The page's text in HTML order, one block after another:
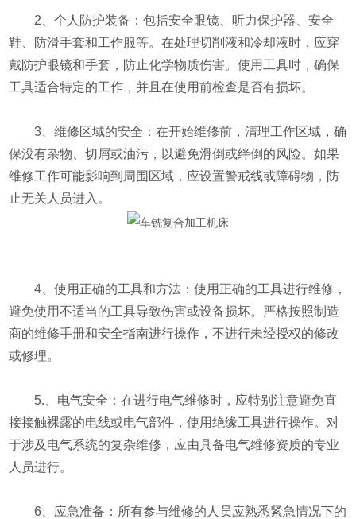
2、个人防护装备：包括安全眼镜、听力保护器、安全
鞋、防滑手套和工作服等。在处理切削液和冷却液时，应穿
戴防护眼镜和手套，防止化学物质伤害。使用工具时，确保
工具适合特定的工作，并且在使用前检查是否有损坏。
3、维修区域的安全：在开始维修前，清理工作区域，确
保没有杂物、切屑或油污，以避免滑倒或绊倒的风险。如果
维修工作可能影响到周围区域，应设置警戒线或障碍物，防
止无关人员进入。
4、使用正确的工具和方法：使用正确的工具进行维修，
避免使用不适当的工具导致伤害或设备损坏。严格按照制造
商的维修手册和安全指南进行操作，不进行未经授权的修改
或修理。
5.、电气安全：在进行电气维修时，应特别注意避免直
接接触裸露的电线或电气部件，使用绝缘工具进行操作。对
于涉及电气系统的复杂维修，应由具备电气维修资质的专业
人员进行。
6、应急准备：所有参与维修的人员应熟悉紧急情况下的